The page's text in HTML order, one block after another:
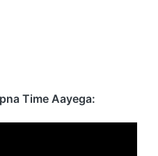
Time Aayega: